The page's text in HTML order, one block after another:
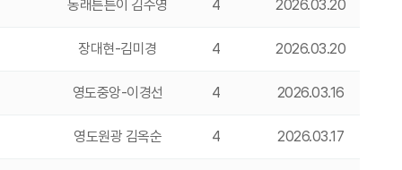
동래튼튼이 김수영 4 2026.03.20
장대현-김미경 4 2026.03.20
영도중앙-이경선 4 2026.03.16
영도원광 김옥순 4 2026.03.17